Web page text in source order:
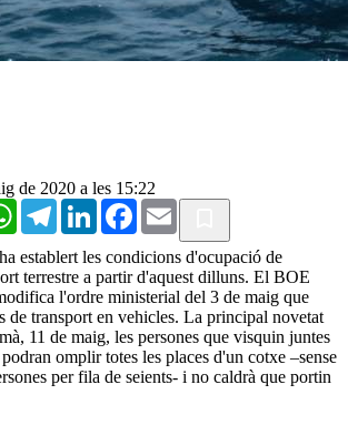
de 2020 a les 15:22
WhatsAppTelegramLinkedInFacebook
Email
establert les condicions d'ocupació de
terrestre a partir d'aquest dilluns. El BOE
l'ordre ministerial del 3 de maig que
de transport en vehicles. La principal novetat
11 de maig, les persones que visquin juntes
omplir totes les places d'un cotxe –sense
per fila de seients- i no caldrà que portin